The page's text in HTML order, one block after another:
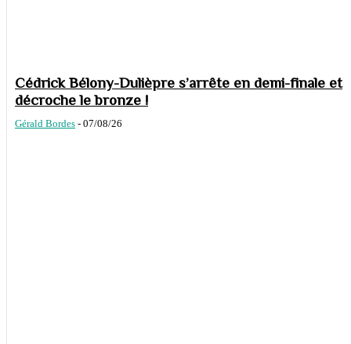
Cédrick Bélony-Dulièpre s’arrête en demi-finale et
décroche le bronze !
Gérald Bordes - 07/08/26